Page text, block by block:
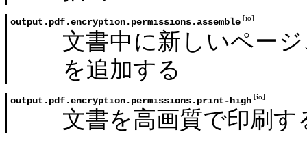
output.pdf.encryption.permissions.assemble
文書中に新しいペー
を追加する
output.pdf.encryption.permissions.print-high
文書を高画質で印刷す